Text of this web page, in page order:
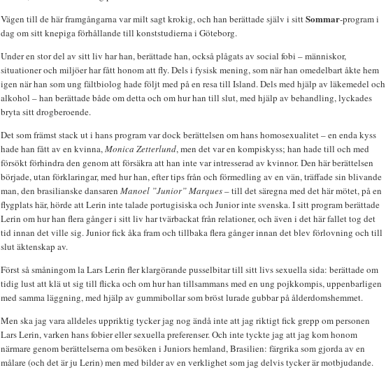
Vägen till de här framgångarna var milt sagt krokig, och han berättade själv i sittSommar-program i
dag om sitt knepiga förhållande till konststudierna i Göteborg.
Under en stor del av sitt liv har han, berättade han, också plågats av social fobi – människor,
situationer och miljöer har fått honom att fly. Dels i fysisk mening, som när han omedelbart åkte hem
igen när han som ung fältbiolog hade följt med på en resa till Island. Dels med hjälp av läkemedel och
alkohol – han berättade både om detta och om hur han till slut, med hjälp av behandling, lyckades
bryta sitt drogberoende.
Det som främst stack ut i hans program var dock berättelsen om hans homosexualitet – en enda kyss
hade han fått av en kvinna,Monica Zetterlund, men det var en kompiskyss; han hade till och med
försökt förhindra den genom att försäkra att han inte var intresserad av kvinnor. Den här berättelsen
började, utan förklaringar, med hur han, efter tips från och förmedling av en vän, träffade sin blivande
man, den brasilianske dansaren Manoel ”Junior” Marques– till det säregna med det här mötet, på en
flygplats här, hörde att Lerin inte talade portugisiska och Junior inte svenska. I sitt program berättade
Lerin om hur han flera gånger i sitt liv har tvärbackat från relationer, och även i det här fallet tog det
tid innan det ville sig. Junior fick åka fram och tillbaka flera gånger innan det blev förlovning och till
slut äktenskap av.
Först så småningom la Lars Lerin fler klargörande pusselbitar till sitt livs sexuella sida: berättade om
tidig lust att klä ut sig till flicka och om hur han tillsammans med en ung pojkkompis, uppenbarligen
med samma läggning, med hjälp av gummibollar som bröst lurade gubbar på ålderdomshemmet.
Men ska jag vara alldeles uppriktig tycker jag nog ändå inte att jag riktigt fick grepp om personen
Lars Lerin, varken hans fobier eller sexuella preferenser. Och inte tyckte jag att jag kom honom
närmare genom berättelserna om besöken i Juniors hemland, Brasilien: färgrika som gjorda av en
målare (och det är ju Lerin) men med bilder av en verklighet som jag delvis tycker är motbjudande.